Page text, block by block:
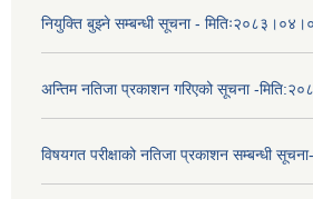
नियुक्ति बुझ्ने सम्बन्धी सूचना -
अन्तिम नतिजा प्रकाशन गरिएको सूचना -
विषयगत परीक्षाको नतिजा प्रकाशन सम्बन्धी